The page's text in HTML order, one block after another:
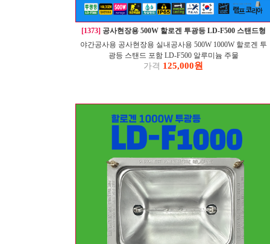
[1373] 공사현장용 500W 할로겐 투광등 LD-F500 스탠드형
야간공사용 공사현장용 실내공사용 500W 1000W 할로겐 투
광등 스탠드 포함 LD-F500 알루미늄 주물
가격 125,000원